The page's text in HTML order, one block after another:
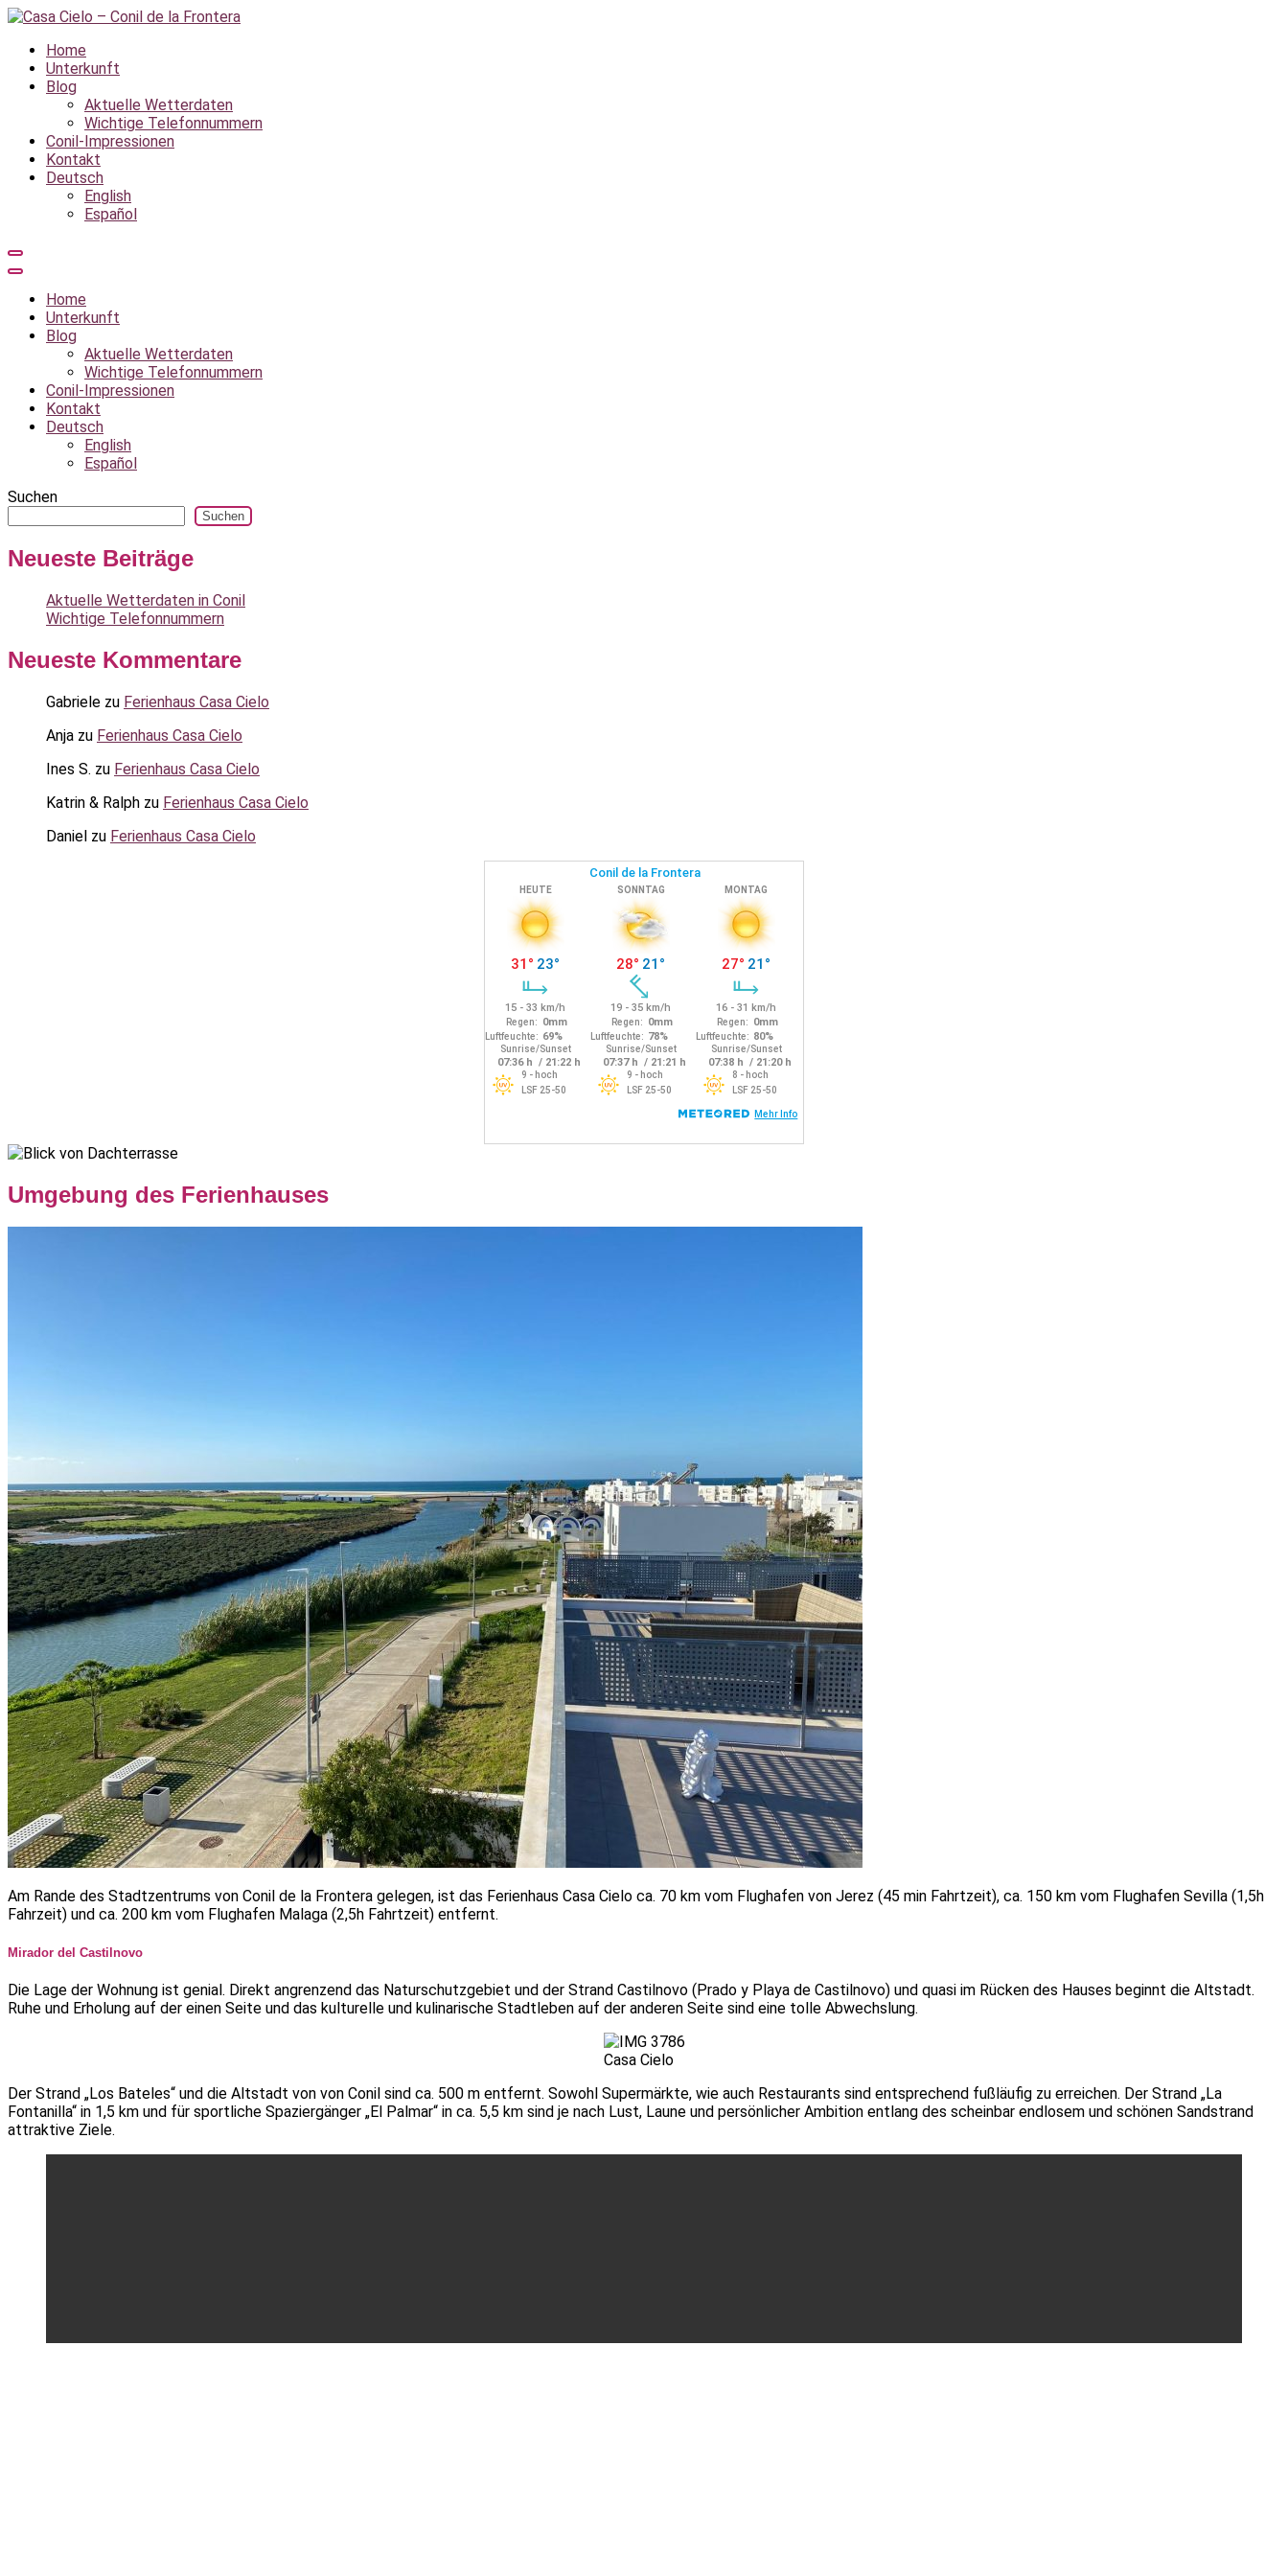
Zum
springen
Casa Cielo – Conil de la Frontera
Ferienhaus am Meer
Home
Unterkunft
Blog
Aktuelle Wetterdaten
Wichtige Telefonnummern
Conil-Impressionen
Kontakt
Deutsch
English
Español
Home
Unterkunft
Blog
Aktuelle Wetterdaten
Wichtige Telefonnummern
Conil-Impressionen
Kontakt
Deutsch
English
Español
Suchen
Suchen
Neueste Beiträge
Aktuelle Wetterdaten in Conil
Wichtige Telefonnummern
Neueste Kommentare
Gabriele zu Ferienhaus Casa Cielo
Anja zu Ferienhaus Casa Cielo
Ines S. zu Ferienhaus Casa Cielo
Katrin & Ralph zu Ferienhaus Casa Cielo
Daniel zu Ferienhaus Casa Cielo
Umgebung des Ferienhauses
Am Rande des Stadtzentrums von Conil de la Frontera gelegen, ist das Ferienhaus Casa Cielo ca. 70 km vom Flughafen von Jerez (45 min Fahrtzeit), ca. 150 km vom Flughafen Sevilla (1,5h
Fahrzeit) und ca. 200 km vom Flughafen Malaga (2,5h Fahrtzeit) entfernt.
Mirador del Castilnovo
Die Lage der Wohnung ist genial. Direkt angrenzend das Naturschutzgebiet und der Strand Castilnovo (Prado y Playa de Castilnovo) und quasi im Rücken des Hauses beginnt die Altstadt.
Ruhe und Erholung auf der einen Seite und das kulturelle und kulinarische Stadtleben auf der anderen Seite sind eine tolle Abwechslung.
Casa Cielo
Der Strand „Los Bateles“ und die Altstadt von von Conil sind ca. 500 m entfernt. Sowohl Supermärkte, wie auch Restaurants sind entsprechend fußläufig zu erreichen. Der Strand „La
Fontanilla“ in 1,5 km und für sportliche Spaziergänger „El Palmar“ in ca. 5,5 km sind je nach Lust, Laune und persönlicher Ambition entlang des scheinbar endlosem und schönen Sandstrand
attraktive Ziele.